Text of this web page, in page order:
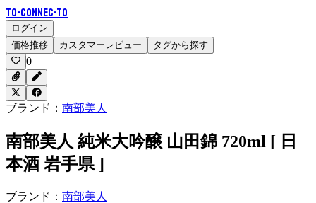
To-Connec-TO
ログイン
価格推移
カスタマーレビュー タグから探す
0
ブランド： 南部美人
南部美人 純米大吟醸 山田錦 720ml [ 日
本酒 岩手県 ]
ブランド： 南部美人